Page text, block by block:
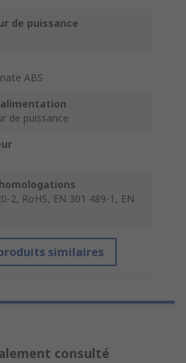
de puissance
ABS
de puissance
2, RoHS, EN 301 489-1, EN
similaires
consulté